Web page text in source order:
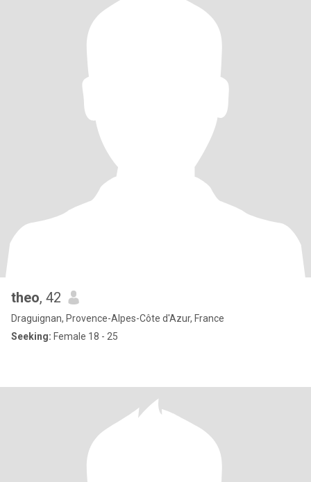
theo, 42
Draguignan, Provence-Alpes-Côte d'Azur, France
Seeking: Female 18 - 25